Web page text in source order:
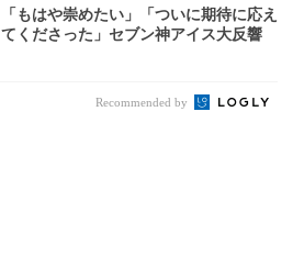
「もはや崇めたい」「ついに期待に応え
てくださった」セブン神アイス大反響
Recommended by